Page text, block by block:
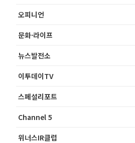
오피니언
문화·라이프
뉴스발전소
이투데이TV
스페셜리포트
Channel 5
위너스IR클럽